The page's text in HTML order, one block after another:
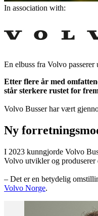
In association with:
En elbuss fra Volvo
Etter flere år med
står sterkere rustet for
Volvo Busser har vært
Ny
I 2023 kunngjorde Volvo
Volvo utvikler og produserer
– Det er en betydelig
Volvo Norge.